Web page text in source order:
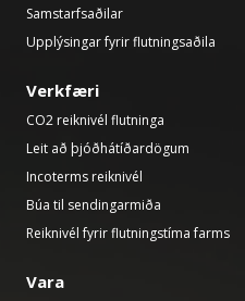
Samstarfsaðilar
Upplýsingar fyrir flutningsaðila
Verkfæri
CO2 reiknivél flutninga
Leit að þjóðhátíðardögum
Incoterms reiknivél
Búa til sendingarmiða
Reiknivél fyrir flutningstíma farms
Vara